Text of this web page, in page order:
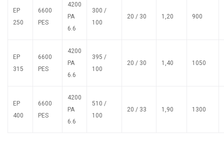
EP
250
6600
PES
4200
PA
6.6
300 /
100
20 / 30 1,20 900
EP
315
6600
PES
4200
PA
6.6
395 /
100
20 / 30 1,40 1050
EP
400
6600
PES
4200
PA
6.6
510 /
100
20 / 33 1,90 1300